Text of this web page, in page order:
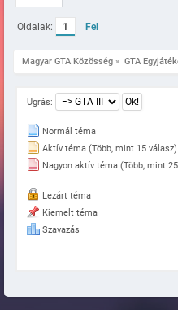
Oldalak: 1 Fel
Magyar GTA Közösség » GTA
Ugrás:
Normál téma
Aktív téma (Több, mint 15 válasz)
Nagyon aktív téma (Több, mint
Lezárt téma
Kiemelt téma
Szavazás